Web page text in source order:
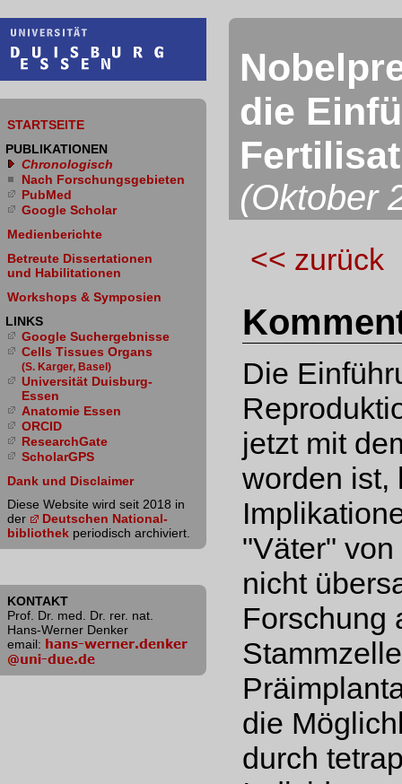
STARTSEITE
PUBLIKATIONEN
Chronologisch
Nach Forschungs­gebieten
PubMed
Google Scholar
Medienberichte
Betreute Dissertationen
und Habilitationen
Workshops & Symposien
LINKS
Google Suchergebnisse
Cells Tissues Organs
(S. Karger, Basel)
Universität Duisburg-
Essen
Anatomie Essen
ORCID
ResearchGate
ScholarGPS
Dank und Disclaimer
Diese Website wird seit 2018 in
der
Deutschen National­
bibliothek periodisch archiviert.
KONTAKT
Prof. Dr. med. Dr. rer. nat.
Hans-Werner Denker
email:
die
(Oktober
<< zurück
Die
jetzt mit
worden ist,
"Väter"
nicht
Forschung
die
durch